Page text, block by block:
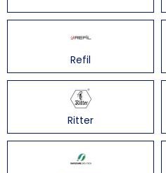
Refil
Ritter